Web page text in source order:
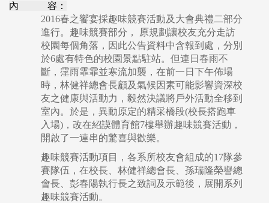
內 容：
2016春之饗宴採趣味競賽活動及大會典禮二部分
進行。趣味競賽部分， 原規劃讓校友充分走訪
校園每個角落，因此公告資料中含報到處，分別
於6處有特色的校園景點駐站。但連日春雨不
斷，霪雨霏霏並寒流加襲，在前一日下午佈場
時，林健祥總會長顧及氣候因素可能影響資深校
友之健康與活動力，毅然決議將戶外活動全移到
室內。於是，異動原定的精采橋段(校長搭跑車
入場)，改在紹謨體育館7樓舉辦趣味競賽活動，
開啟了一連串的驚喜與歡樂。
趣味競賽活動項目，各系所校友會組成的17隊參
賽隊伍，在校長、林健祥總會長、孫瑞隆榮譽總
會長、彭春陽執行長之致詞及示範後，展開系列
趣味競賽活動。